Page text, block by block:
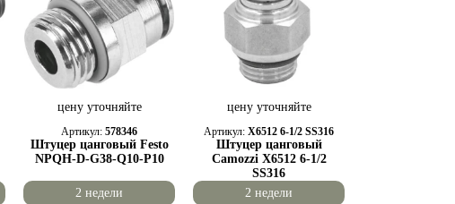
цену уточняйте
Артикул:578346
Штуцер цанговый Festo
NPQH-D-G38-Q10-P10
2 недели
цену уточняйте
Артикул:X6512 6-1/2 SS316
Штуцер цанговый
Camozzi X6512 6-1/2
SS316
2 недели